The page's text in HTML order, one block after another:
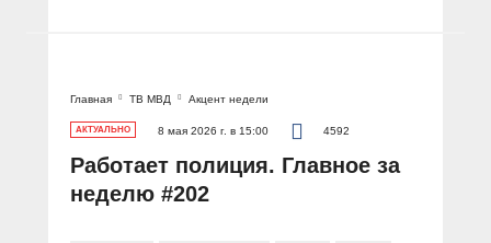
Главная ТВ МВД Акцент недели
АКТУАЛЬНО 8 мая 2026 г. в 15:00 4592
Работает полиция. Главное за
неделю #202